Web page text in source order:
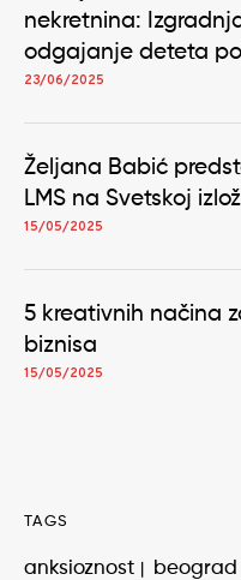
nekretnina:
odgajanje deteta
23/06/2025
Željana Babić
LMS na Svetskoj
15/05/2025
5 kreativnih načina
biznisa
15/05/2025
TAGS
anksioznost beograd